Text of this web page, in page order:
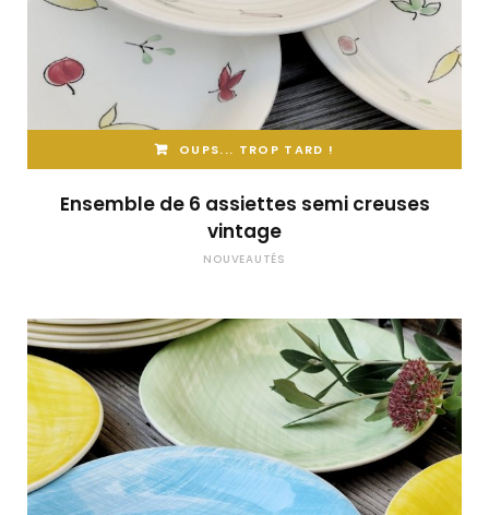
OUPS... TROP TARD !
Ensemble de 6 assiettes semi creuses
vintage
NOUVEAUTÉS